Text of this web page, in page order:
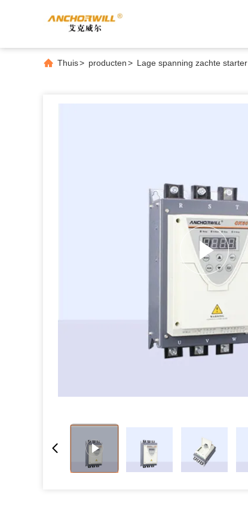
Thuis> producten> Lage spanning zachte starter